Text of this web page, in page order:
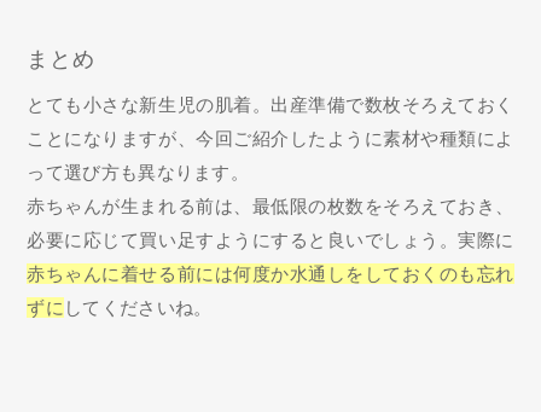
まとめ
とても小さな新生児の肌着。出産準備で数枚そろえておく
ことになりますが、今回ご紹介したように素材や種類によ
って選び方も異なります。
赤ちゃんが生まれる前は、最低限の枚数をそろえておき、
必要に応じて買い足すようにすると良いでしょう。実際に
赤ちゃんに着せる前には何度か水通しをしておくのも忘れ
ずに してくださいね。